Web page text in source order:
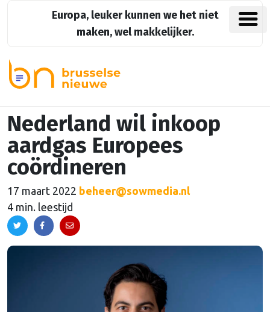
Europa, leuker kunnen we het niet
maken, wel makkelijker.
Nederland wil inkoop
aardgas Europees
coördineren
17 maart 2022 beheer@sowmedia.nl
4 min. leestijd